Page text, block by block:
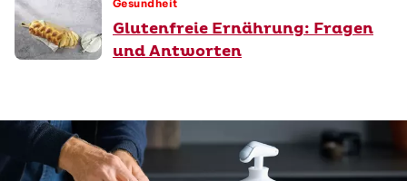
Gesundheit
Glutenfreie Ernährung: Fragen
und Antworten